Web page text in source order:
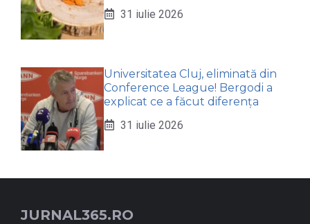
31 iulie 2026
Universitatea Cluj, eliminată din
Conference League! Bergodi a
explicat ce a făcut diferența
31 iulie 2026
JURNAL365.RO